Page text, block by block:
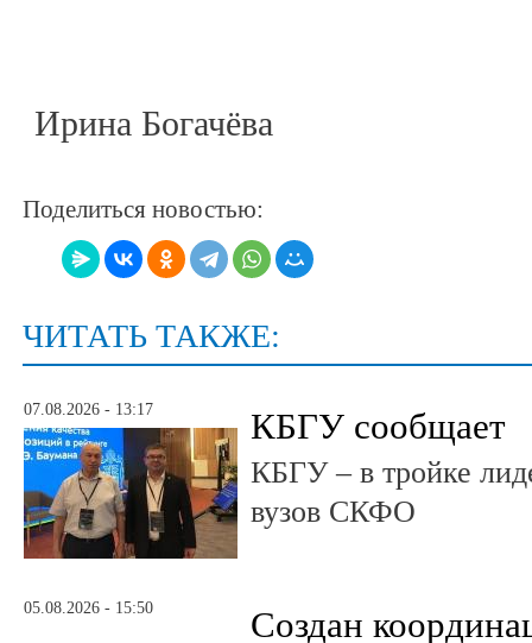
Ирина Богачёва
Поделиться новостью:
ЧИТАТЬ ТАКЖЕ:
07.08.2026 - 13:17 КБГУ сообщает
КБГУ – в тройке
вузов СКФО
05.08.2026 - 15:50 Создан